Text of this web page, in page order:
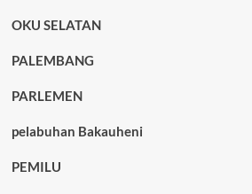
OKU SELATAN
PALEMBANG
PARLEMEN
pelabuhan Bakauheni
PEMILU